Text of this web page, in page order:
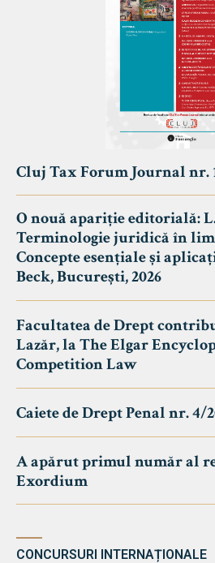
Cluj Tax Forum Journal nr.
O nouă apariție editorială:
Terminologie juridică în
Concepte esențiale și
Beck, București, 2026
Facultatea de Drept
Lazăr, la The Elgar
Competition Law
Caiete de Drept Penal nr. 4/
A apărut primul număr al
Exordium
CONCURSURI INTERNAȚIONALE